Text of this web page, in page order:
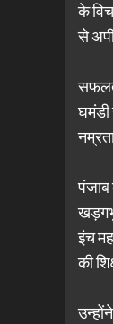
के
से
घमंडी
पंजाब
इंच
की